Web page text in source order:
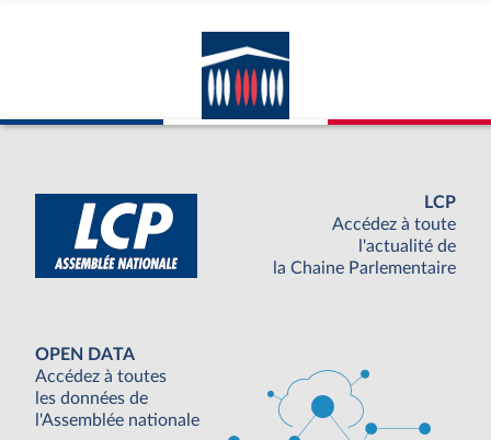
LCP
Accédez à toute
l'actualité de
la Chaine Parlementaire
OPEN DATA
Accédez à toutes
les données de
l'Assemblée nationale